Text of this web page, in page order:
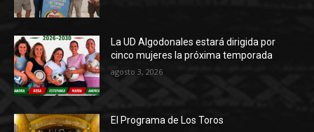
La UD Algodonales estará dirigida por
cinco mujeres la próxima temporada
agosto 3, 2026
El Programa de Los Toros